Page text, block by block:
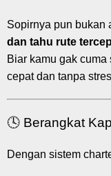
Sopirnya pun
dan tahu rute
Biar kamu gak
cepat dan tanpa
🕓 Berangkat
Dengan sistem